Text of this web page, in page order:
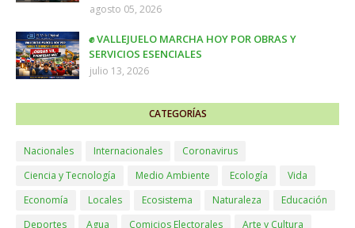
agosto 05, 2026
✊ VALLEJUELO MARCHA HOY POR OBRAS Y
SERVICIOS ESENCIALES
julio 13, 2026
CATEGORÍAS
Nacionales Internacionales
Coronavirus
Ciencia y Tecnología
Medio Ambiente Ecología
Vida
Economía
Locales Ecosistema Naturaleza
Educación
Deportes
Agua Comicios Electorales Arte y Cultura